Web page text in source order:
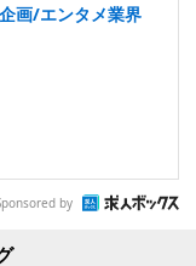
画/エンタメ業界
by